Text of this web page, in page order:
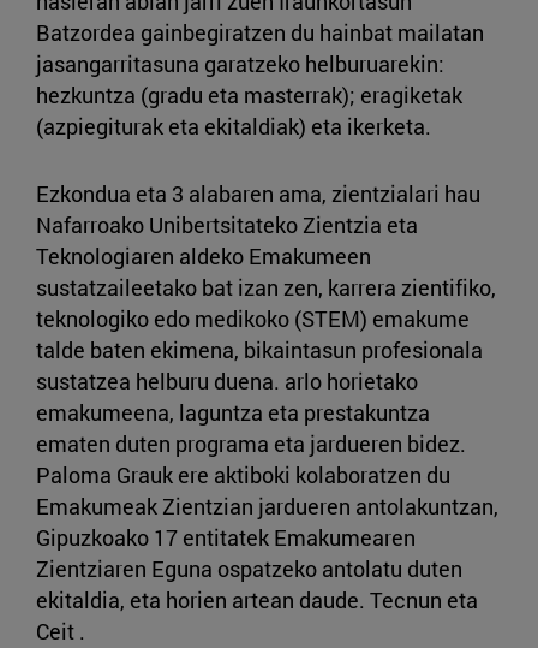
Batzordea gainbegiratzen du hainbat mailatan
jasangarritasuna garatzeko helburuarekin:
hezkuntza (gradu eta masterrak); eragiketak
(azpiegiturak eta ekitaldiak) eta ikerketa.
Ezkondua eta 3 alabaren ama, zientzialari hau
Nafarroako Unibertsitateko Zientzia eta
Teknologiaren aldeko Emakumeen
sustatzaileetako bat izan zen, karrera zientifiko,
teknologiko edo medikoko (STEM) emakume
talde baten ekimena, bikaintasun profesionala
sustatzea helburu duena. arlo horietako
emakumeena, laguntza eta prestakuntza
ematen duten programa eta jardueren bidez.
Paloma Grauk ere aktiboki kolaboratzen du
Emakumeak Zientzian jardueren antolakuntzan,
Gipuzkoako 17 entitatek Emakumearen
Zientziaren Eguna ospatzeko antolatu duten
ekitaldia, eta horien artean daude. Tecnun eta
Ceit .